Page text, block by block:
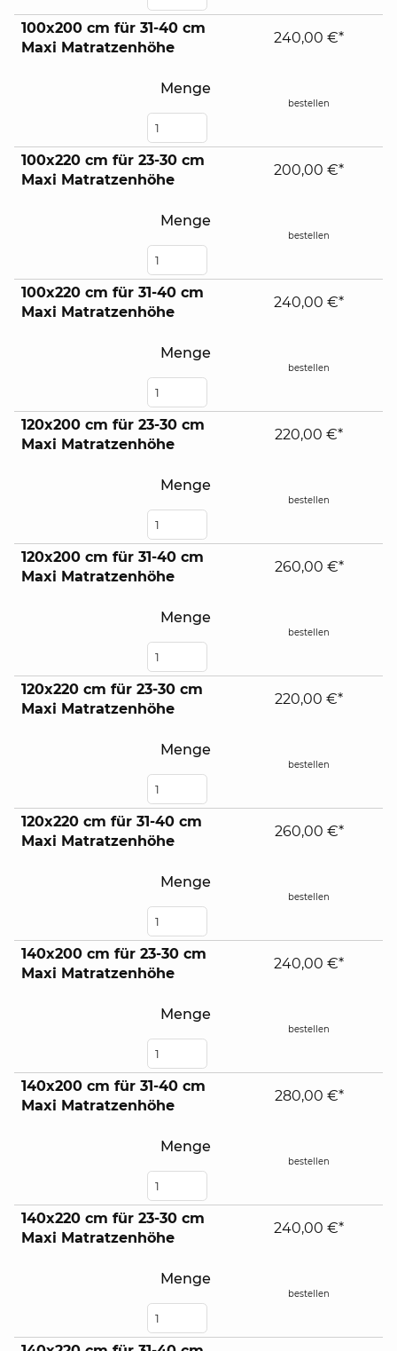
100x200 cm für 31-40 cm
Maxi Matratzenhöhe
Menge
240,00 €*
bestellen
100x220 cm für 23-30 cm
Maxi Matratzenhöhe
Menge
200,00 €*
bestellen
100x220 cm für 31-40 cm
Maxi Matratzenhöhe
Menge
240,00 €*
bestellen
120x200 cm für 23-30 cm
Maxi Matratzenhöhe
Menge
220,00 €*
bestellen
120x200 cm für 31-40 cm
Maxi Matratzenhöhe
Menge
260,00 €*
bestellen
120x220 cm für 23-30 cm
Maxi Matratzenhöhe
Menge
220,00 €*
bestellen
120x220 cm für 31-40 cm
Maxi Matratzenhöhe
Menge
260,00 €*
bestellen
140x200 cm für 23-30 cm
Maxi Matratzenhöhe
Menge
240,00 €*
bestellen
140x200 cm für 31-40 cm
Maxi Matratzenhöhe
Menge
280,00 €*
bestellen
140x220 cm für 23-30 cm
Maxi Matratzenhöhe
Menge
240,00 €*
bestellen